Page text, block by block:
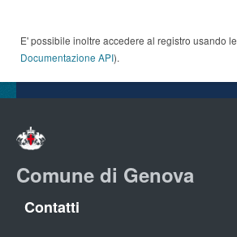
E' possibile inoltre accedere al registro usando le
Documentazione API).
Comune di Genova
Contatti